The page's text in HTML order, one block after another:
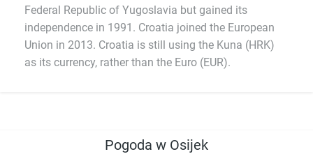
Federal Republic of Yugoslavia but gained its
independence in 1991. Croatia joined the European
Union in 2013. Croatia is still using the Kuna (HRK)
as its currency, rather than the Euro (EUR).
Pogoda w Osijek